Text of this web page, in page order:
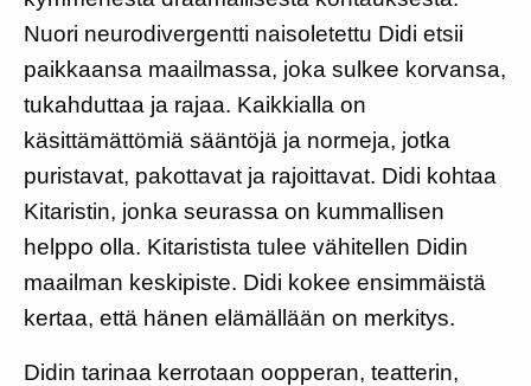
Nuori neurodivergentti naisoletettu Didi etsii
paikkaansa maailmassa, joka sulkee korvansa,
tukahduttaa ja rajaa. Kaikkialla on
käsittämättömiä sääntöjä ja normeja, jotka
puristavat, pakottavat ja rajoittavat. Didi kohtaa
Kitaristin, jonka seurassa on kummallisen
helppo olla. Kitaristista tulee vähitellen Didin
maailman keskipiste. Didi kokee ensimmäistä
kertaa, että hänen elämällään on merkitys.
Didin tarinaa kerrotaan oopperan, teatterin,